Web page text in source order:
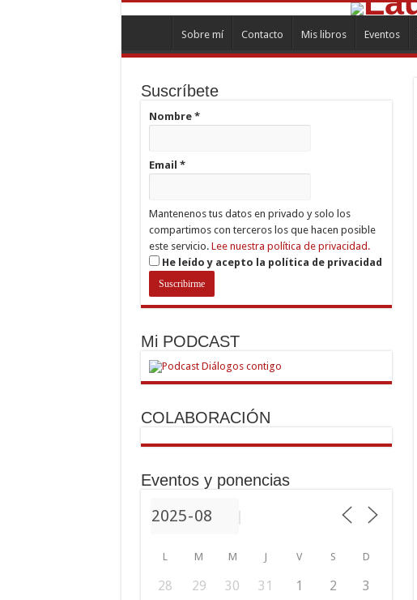
Sobre mí Contacto Mis libros Eventos
Suscríbete
Nombre *
Email *
Mantenenos tus datos en privado y solo los
compartimos con terceros los que hacen posible
este servicio. Lee nuestra política de privacidad.
He leído y acepto la política de privacidad
Mi PODCAST
COLABORACIÓN
Eventos y ponencias
L M M J V S D
28 29 30 31 1 2 3